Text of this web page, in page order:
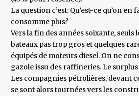
La question c’est: Qu’est-ce qu’on en
consomme plus?
Vers la fin des années soixante, seuls
bateaux pas trop gros et quelques
équipés de moteurs diesel. On ne
gazole issu des raffineries. Le
Les compagnies pétrolières, devant
se sont alors tournées vers les